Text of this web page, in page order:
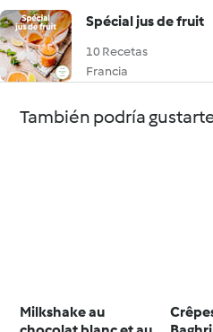
Spécial jus de fruit
10 Recetas
Francia
También podría
Milkshake au